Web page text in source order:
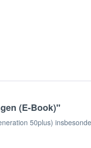
(E-Book)"
50plus)